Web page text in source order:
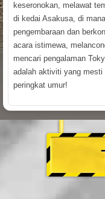
keseronokan, melawat
di kedai Asakusa, di
pengembaraan dan
acara istimewa,
mencari pengalaman
adalah aktiviti yang
peringkat umur!